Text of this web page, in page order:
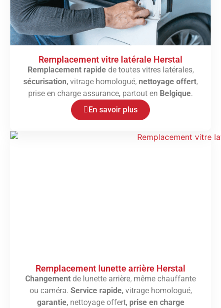
Remplacement vitre latérale Herstal
Remplacement rapidede toutes vitres latérales,
sécurisation, vitrage homologué, nettoyage offert,
prise en charge assurance, partout en Belgique.
En savoir plus
Remplacement lunette arrière Herstal
Changement de lunette arrière, même chauffante
ou caméra. Service rapide, vitrage homologué,
garantie, nettoyage offert, prise en charge